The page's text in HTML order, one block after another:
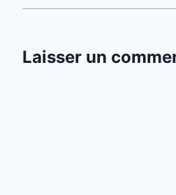
Laisser un